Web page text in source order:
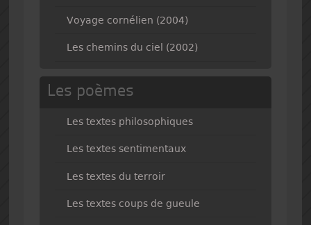
Voyage cornélien (2004)
Les chemins du ciel (2002)
Les poèmes
Les textes philosophiques
Les textes sentimentaux
Les textes du terroir
Les textes coups de gueule